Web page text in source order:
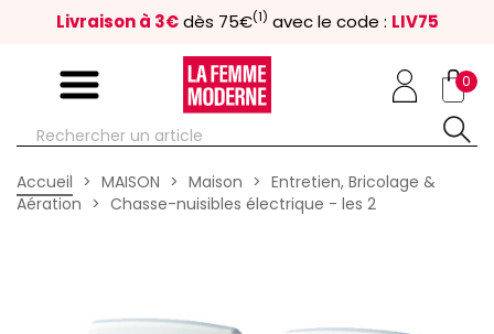
Livraison à 3€ dès 75€(1) avec le code : LIV75
0
Accueil MAISON Maison
Entretien, Bricolage &
Aération
Chasse-nuisibles électrique - les 2